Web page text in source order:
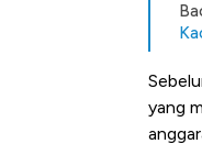
yang